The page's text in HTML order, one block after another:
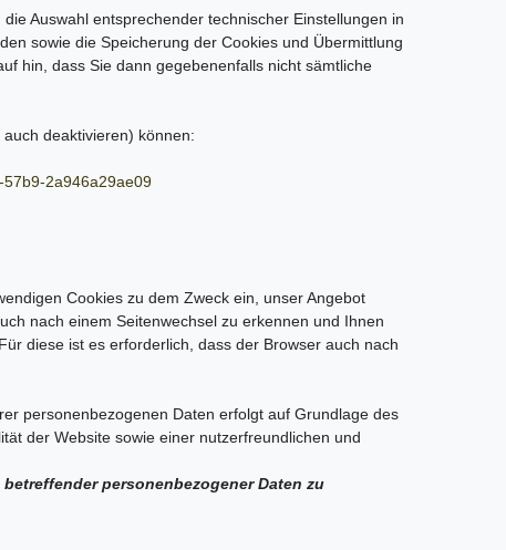
Auswahl entsprechender technischer Einstellungen in
sowie die Speicherung der Cookies und Übermittlung
hin, dass Sie dann gegebenenfalls nicht sämtliche
deaktivieren) können:
2a946a29ae09
Cookies zu dem Zweck ein, unser Angebot
nach einem Seitenwechsel zu erkennen und Ihnen
diese ist es erforderlich, dass der Browser auch nach
personenbezogenen Daten erfolgt auf Grundlage des
der Website sowie einer nutzerfreundlichen und
personenbezogener Daten zu